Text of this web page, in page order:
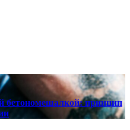
бетономешалкой: принцип